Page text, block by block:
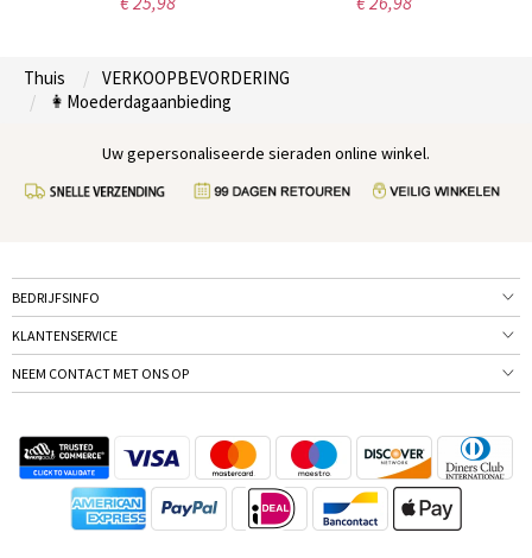
Thuis
VERKOOPBEVORDERING
👩Moederdagaanbieding
Uw gepersonaliseerde sieraden online winkel.
BEDRIJFSINFO
KLANTENSERVICE
NEEM CONTACT MET ONS OP